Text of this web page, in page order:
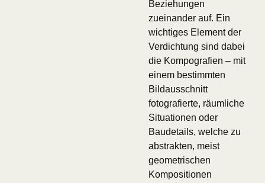
Beziehungen
zueinander auf. Ein
wichtiges Element der
Verdichtung sind dabei
die Kompografien – mit
einem bestimmten
Bildausschnitt
fotografierte, räumliche
Situationen oder
Baudetails, welche zu
abstrakten, meist
geometrischen
Kompositionen